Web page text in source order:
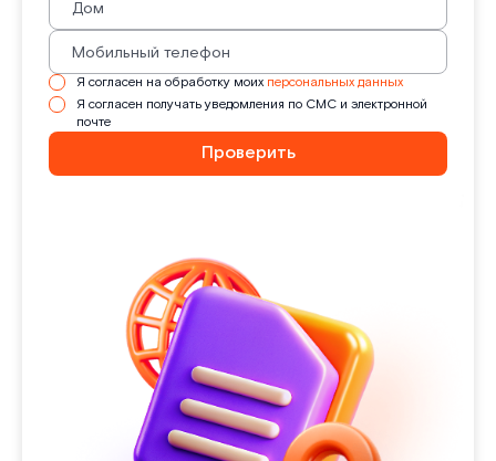
Я согласен на обработку моих персональных данных
Я согласен получать уведомления по СМС и электронной
почте
Проверить